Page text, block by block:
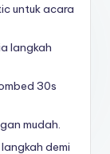
untuk acara
langkah
30s
mudah.
demi